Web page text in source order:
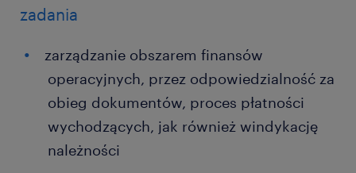
zadania
zarządzanie obszarem finansów
operacyjnych, przez odpowiedzialność za
obieg dokumentów, proces płatności
wychodzących, jak również windykację
należności